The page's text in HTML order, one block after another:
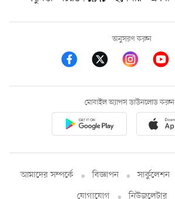
অনুসরণ করুন
মোবাইল অ্যাপস ডাউনলোড করুন
আমাদের সম্পর্কে বিজ্ঞাপন সার্কুলেশন
যোগাযোগ
নিউজলেটার